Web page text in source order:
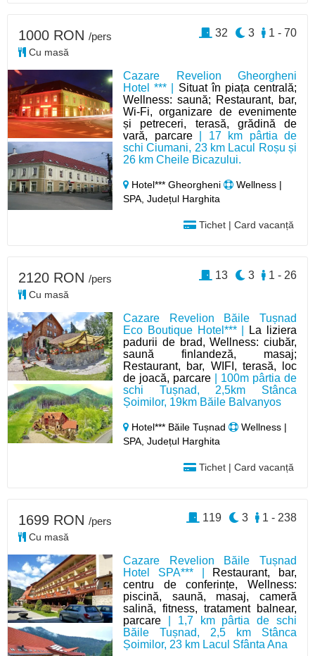
Cazare Revelion Gheorgheni
Hotel *** | Situat în piața centrală;
Wellness: saună; Restaurant, bar,
Wi-Fi, organizare de evenimente
și petreceri, terasă, grădină de
vară, parcare| 17 km pârtia de
schi Ciumani, 23 km Lacul Roșu și
26 km Cheile Bicazului.
Hotel*** Gheorgheni
Wellness |
SPA, Județul Harghita
Tichet | Card vacanță
1000 RON /pers
Cu masă
1 - 70
3
32
Cazare Revelion Băile Tușnad
Eco Boutique Hotel*** |
La liziera
padurii de brad, Wellness: ciubăr,
saună finlandeză, masaj;
Restaurant, bar, WIFI, terasă, loc
de joacă, parcare | 100m pârtia de
schi Tușnad, 2,5km Stânca
Șoimilor, 19km Băile Balvanyos
Hotel*** Băile Tușnad
Wellness |
SPA, Județul Harghita
Tichet | Card vacanță
2120 RON /pers
Cu masă
1 - 26
3
13
Cazare Revelion Băile Tușnad
Hotel SPA*** |
Restaurant, bar,
centru de conferințe, Wellness:
piscină, saună, masaj, cameră
salină, fitness, tratament balnear,
parcare | 1,7 km pârtia de schi
Băile Tușnad, 2,5 km Stânca
Șoimilor, 23 km Lacul Sfânta Ana
1699 RON /pers
Cu masă
1 - 238
3
119